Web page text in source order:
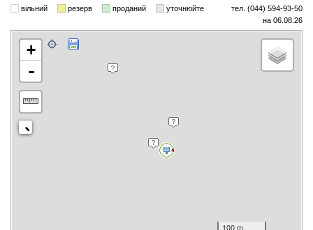
вільний резерв проданий уточнюйте
тел. (044) 594-93-50
на 06.08.26
+
-
100 m